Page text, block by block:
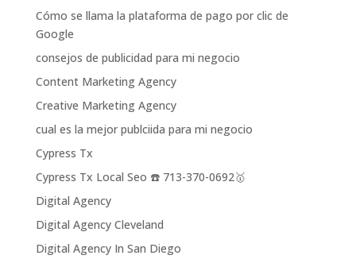
Cómo se llama la plataforma de pago por clic de
Google
consejos de publicidad para mi negocio
Content Marketing Agency
Creative Marketing Agency
cual es la mejor publciida para mi negocio
Cypress Tx
Cypress Tx Local Seo ☎️ 713-370-0692🥇
Digital Agency
Digital Agency Cleveland
Digital Agency In San Diego